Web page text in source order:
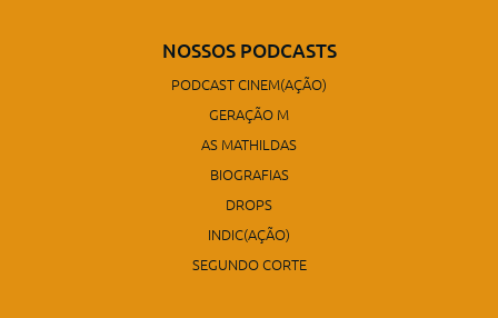
NOSSOS PODCASTS
PODCAST CINEM(AÇÃO)
GERAÇÃO M
AS MATHILDAS
BIOGRAFIAS
DROPS
INDIC(AÇÃO)
SEGUNDO CORTE